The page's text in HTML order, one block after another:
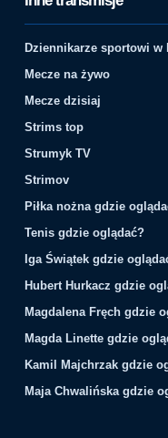
Dziennikarze sportowi w
Mecze na żywo
Mecze dzisiaj
Strims top
Strumyk TV
Strimov
Piłka nożna gdzie
Tenis gdzie oglądać?
Iga Świątek gdzie
Hubert Hurkacz gdzie
Magdalena Fręch gdzie
Magda Linette gdzie
Kamil Majchrzak gdzie
Maja Chwalińska gdzie